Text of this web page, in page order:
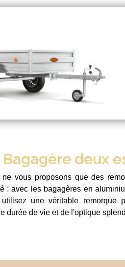
Bagagère deux
ne vous proposons que des
: avec les bagagères en
une véritable remorque
durée de vie et de l'optique